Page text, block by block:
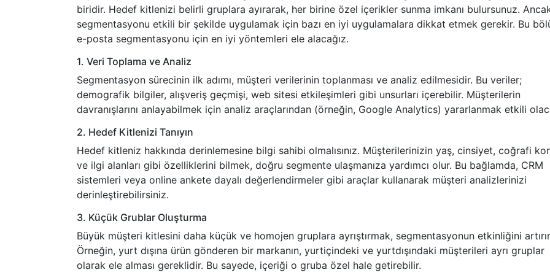
biridir. Hedef kitlenizi belirli gruplara ayırarak, her birine özel içerikler sunma imkanı bulursunuz.
segmentasyonu etkili bir şekilde uygulamak için bazı en iyi uygulamalara dikkat etmek gerekir. Bu
e-posta segmentasyonu için en iyi yöntemleri ele alacağız.
1. Veri Toplama ve Analiz
Segmentasyon sürecinin ilk adımı, müşteri verilerinin toplanması ve analiz edilmesidir. Bu veriler;
demografik bilgiler, alışveriş geçmişi, web sitesi etkileşimleri gibi unsurları içerebilir. Müşterilerin
davranışlarını anlayabilmek için analiz araçlarından (örneğin, Google Analytics) yararlanmak etkili
2. Hedef Kitlenizi Tanıyın
Hedef kitleniz hakkında derinlemesine bilgi sahibi olmalısınız. Müşterilerinizin yaş, cinsiyet, coğrafi
ve ilgi alanları gibi özelliklerini bilmek, doğru segmente ulaşmanıza yardımcı olur. Bu bağlamda, CRM
sistemleri veya online ankete dayalı değerlendirmeler gibi araçlar kullanarak müşteri analizlerinizi
derinleştirebilirsiniz.
3. Küçük Grublar Oluşturma
Büyük müşteri kitlesini daha küçük ve homojen gruplara ayrıştırmak, segmentasyonun etkinliğini
Örneğin, yurt dışına ürün gönderen bir markanın, yurtiçindeki ve yurtdışındaki müşterileri ayrı gruplar
olarak ele alması gereklidir. Bu sayede, içeriği o gruba özel hale getirebilir.